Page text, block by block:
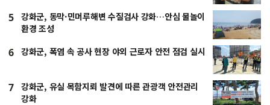
5
강화군, 동막·민머루해변 수질검사 강화…안심 물놀이
환경 조성
6 강화군, 폭염 속 공사 현장 야외 근로자 안전 점검 실시
7
강화군, 유실 목함지뢰 발견에 따른 관광객 안전관리
강화